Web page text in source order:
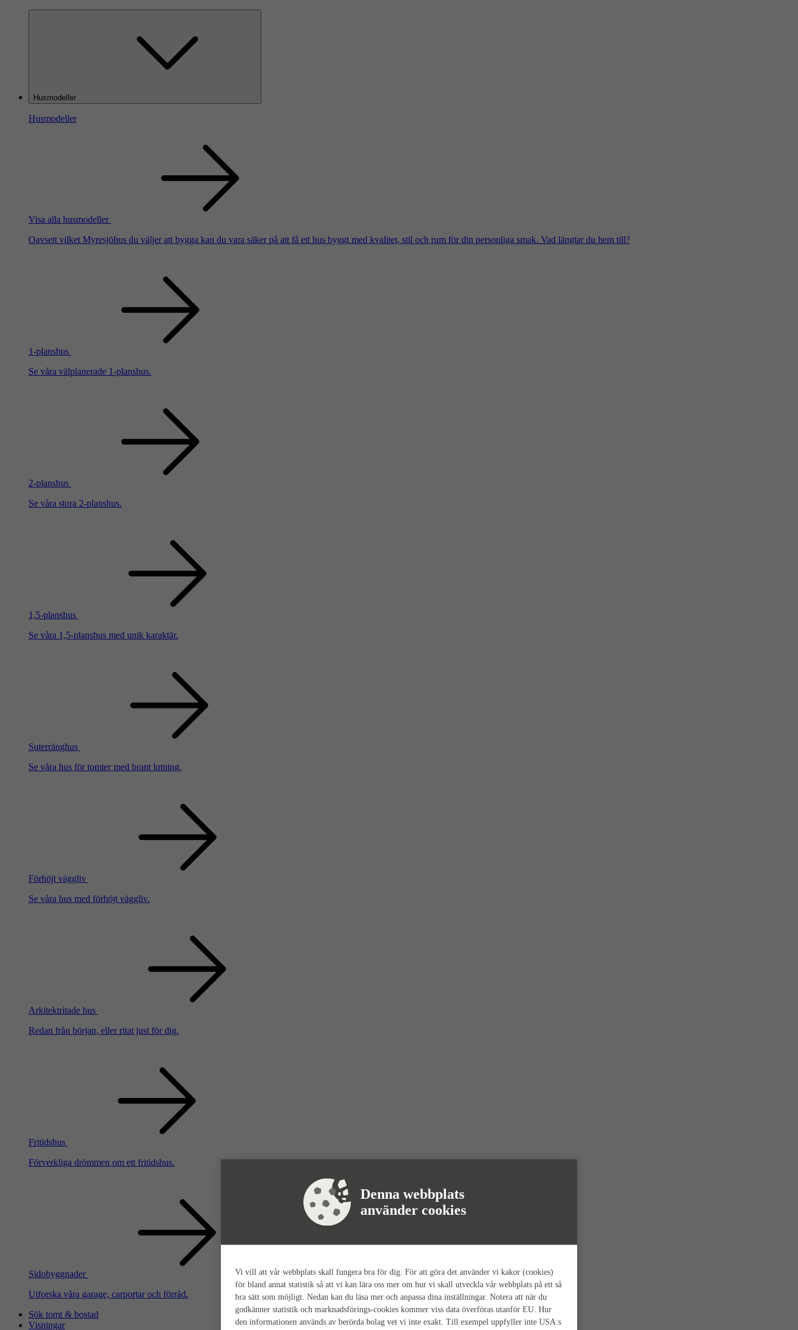
Denna webbplats
använder cookies
Vi vill att vår webbplats skall fungera bra för dig. För att göra det använder vi kakor (cookies)
för bland annat statistik så att vi kan lära oss mer om hur vi skall utveckla vår webbplats på ett så
bra sätt som möjligt. Nedan kan du läsa mer och anpassa dina inställningar. Notera att när du
godkänner statistik och marknadsförings-cookies kommer viss data överföras utanför EU. Hur
den informationen används av berörda bolag vet vi inte exakt. Till exempel uppfyller inte USA:s
Husmodeller
Husmodeller
Visa alla husmodeller
Oavsett vilket Myresjöhus du väljer att bygga kan du vara säker på att få ett hus byggt med kvalitet, stil och rum för din personliga smak. Vad längtar du hem till?
1-planshus
Se våra välplanerade 1-planshus.
2-planshus
Se våra stora 2-planshus.
1,5-planshus
Se våra 1,5-planshus med unik karaktär.
Suterränghus
Se våra hus för tomter med brant lutning.
Förhöjt väggliv
Se våra hus med förhöjt väggliv.
Arkitektritade hus
Redan från början, eller ritat just för dig.
Fritidshus
Förverkliga drömmen om ett fritidshus.
Sidobyggnader
Utforska våra garage, carportar och förråd.
Sök tomt & bostad
Visningar